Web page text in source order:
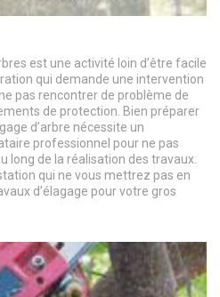
est une activité loin d’être facile
qui demande une intervention
pas rencontrer de problème de
de protection. Bien préparer
d’arbre nécessite un
professionnel pour ne pas
long de la réalisation des travaux.
qui ne vous mettrez pas en
d’élagage pour votre gros